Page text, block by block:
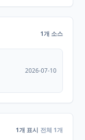
1개 소스
2026-07-10
1개 표시 전체 1개